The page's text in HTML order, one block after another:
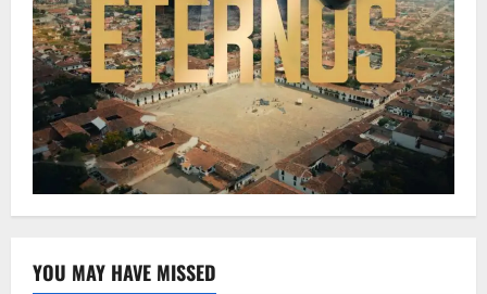
YOU MAY HAVE MISSED